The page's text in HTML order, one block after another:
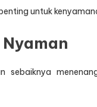
untuk
sebaiknya